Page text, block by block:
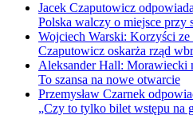
Jacek Czaputowicz
Polska walczy o miejsce przy
Wojciech Warski: Korzyści
Czaputowicz oskarża rząd
Aleksander Hall: Morawiecki
To szansa na nowe otwarcie
Przemysław Czarnek
„Czy to tylko bilet wstępu na